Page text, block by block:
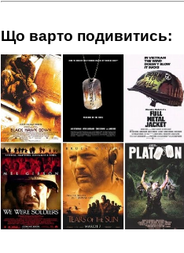
Що варто подивитись: